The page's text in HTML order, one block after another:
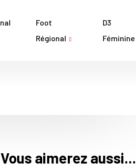
Foot
Régional
D3
Féminine
Vous aimerez aussi...